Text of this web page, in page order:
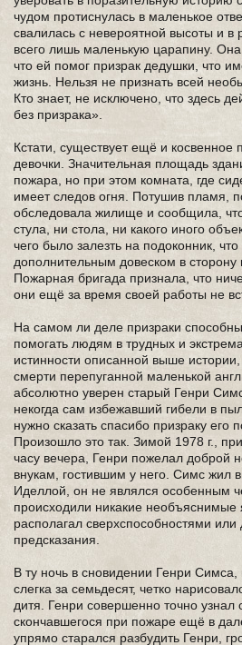
чудом протиснулась в маленькое
свалилась с невероятной высоты и в
всего лишь маленькую царапину. Она
что ей помог призрак дедушки, что
жизнь. Нельзя не признать всей
Кто знает, не исключено, что здесь
без призрака».
Кстати, существует ещё и косвенное
девочки. Значительная площадь
пожара, но при этом комната, где
имеет следов огня. Потушив пламя,
обследовала жилище и сообщила,
стула, ни стола, ни какого иного
чего было залезть на подоконник, что
дополнительным довеском в сторону
Пожарная бригада признала, что
они ещё за время своей работы не
На самом ли деле призраки
помогать людям в трудных и
истинности описанной выше
смерти перепуганной маленькой
абсолютно уверен старый Генри
некогда сам избежавший гибели в
нужно сказать спасибо призраку его
Произошло это так. Зимой 1978 г.,
часу вечера, Генри пожелал доброй
внукам, гостившим у него. Симс жил
Иделлой, он не являлся особенным
происходили никакие необъяснимые
располагал сверхспособностями
предсказания.
В ту ночь в сновидении Генри
слегка за семьдесят, четко
дитя. Генри совершенно точно узнал
скончавшегося при пожаре ещё в
упрямо старался разбудить Генри,